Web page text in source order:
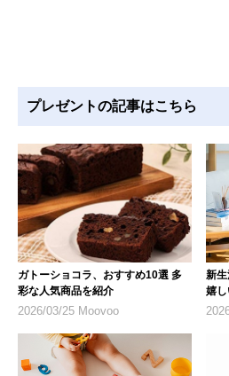
プレゼントの記事はこちら
ガトーショコラ、おすすめ10選 多
彩な人気商品を紹介
2026/03/25 Moovoo
新
嬉